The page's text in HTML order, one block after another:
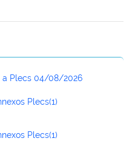
a Plecs 04/08/2026
Plecs(1)
Plecs(1)